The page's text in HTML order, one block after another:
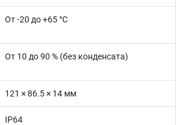
От -20 до +65 °C
От 10 до 90 % (без конденсата)
121 × 86.5 × 14 мм
IP64